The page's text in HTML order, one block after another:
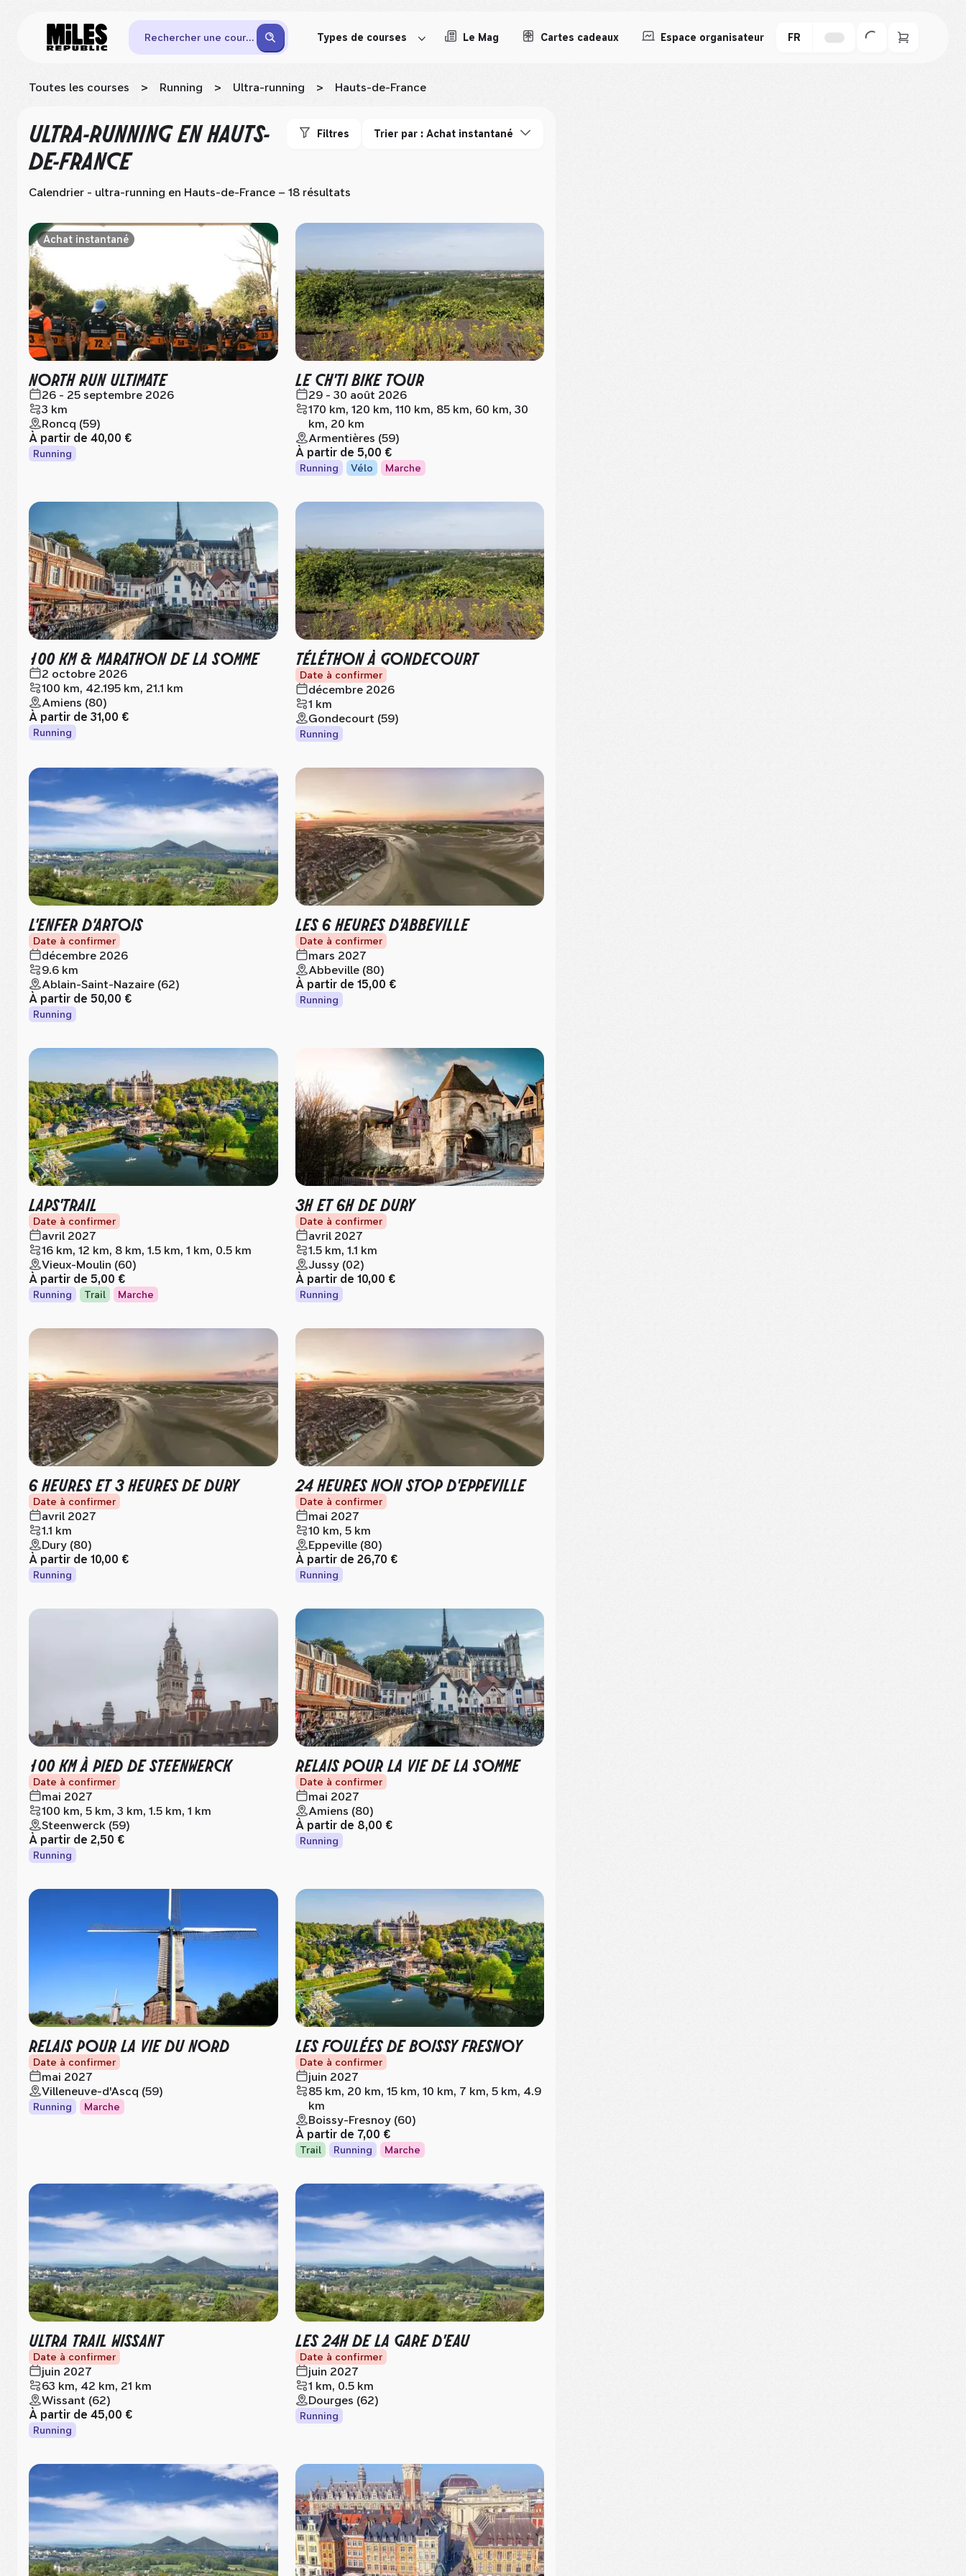
Rechercher une course Types de courses Le Mag Cartes cadeaux Espace organisateur FR
Toutes les courses > Running > Ultra-running > Hauts-de-France
ULTRA-RUNNINGEN HAUTS-
DE-FRANCE
Filtres Trier par : Achat instantané
Calendrier - ultra-running en Hauts-de-France – 18 résultats
Achat instantané
NORTH RUN ULTIMATE
26 - 25 septembre 2026
3 km
Roncq (59)
À partir de 40,00 €
Running
LE CH'TI BIKE TOUR
29 - 30 août 2026
170 km, 120 km, 110 km, 85 km, 60 km, 30
km, 20 km
Armentières (59)
À partir de 5,00 €
Running Vélo Marche
100 KM & MARATHON DE LA SOMME
2 octobre 2026
100 km, 42.195 km, 21.1 km
Amiens (80)
À partir de 31,00 €
Running
TÉLÉTHON À GONDECOURT
Date à confirmer
décembre 2026
1 km
Gondecourt (59)
Running
L'ENFER D'ARTOIS
Date à confirmer
décembre 2026
9.6 km
Ablain-Saint-Nazaire (62)
À partir de 50,00 €
Running
LES 6 HEURES D'ABBEVILLE
Date à confirmer
mars 2027
Abbeville (80)
À partir de 15,00 €
Running
LAPS'TRAIL
Date à confirmer
avril 2027
16 km, 12 km, 8 km, 1.5 km, 1 km, 0.5 km
Vieux-Moulin (60)
À partir de 5,00 €
Running Trail Marche
3H ET 6H DE DURY
Date à confirmer
avril 2027
1.5 km, 1.1 km
Jussy (02)
À partir de 10,00 €
Running
6 HEURES ET 3 HEURES DE DURY
Date à confirmer
avril 2027
1.1 km
Dury (80)
À partir de 10,00 €
Running
24 HEURES NON STOP D'EPPEVILLE
Date à confirmer
mai 2027
10 km, 5 km
Eppeville (80)
À partir de 26,70 €
Running
100 KM À PIED DE STEENWERCK
Date à confirmer
mai 2027
100 km, 5 km, 3 km, 1.5 km, 1 km
Steenwerck (59)
À partir de 2,50 €
Running
RELAIS POUR LA VIE DE LA SOMME
Date à confirmer
mai 2027
Amiens (80)
À partir de 8,00 €
Running
RELAIS POUR LA VIE DU NORD
Date à confirmer
mai 2027
Villeneuve-d'Ascq (59)
Running Marche
LES FOULÉES DE BOISSY FRESNOY
Date à confirmer
juin 2027
85 km, 20 km, 15 km, 10 km, 7 km, 5 km, 4.9
km
Boissy-Fresnoy (60)
À partir de 7,00 €
Trail Running Marche
ULTRA TRAIL WISSANT
Date à confirmer
juin 2027
63 km, 42 km, 21 km
Wissant (62)
À partir de 45,00 €
Running
LES 24H DE LA GARE D'EAU
Date à confirmer
juin 2027
1 km, 0.5 km
Dourges (62)
Running